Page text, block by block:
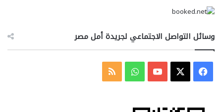
وسائل التواصل الاجتماعي لجريدة أمل مصر
فيسبوك ‫YouTubeواتسابملخص